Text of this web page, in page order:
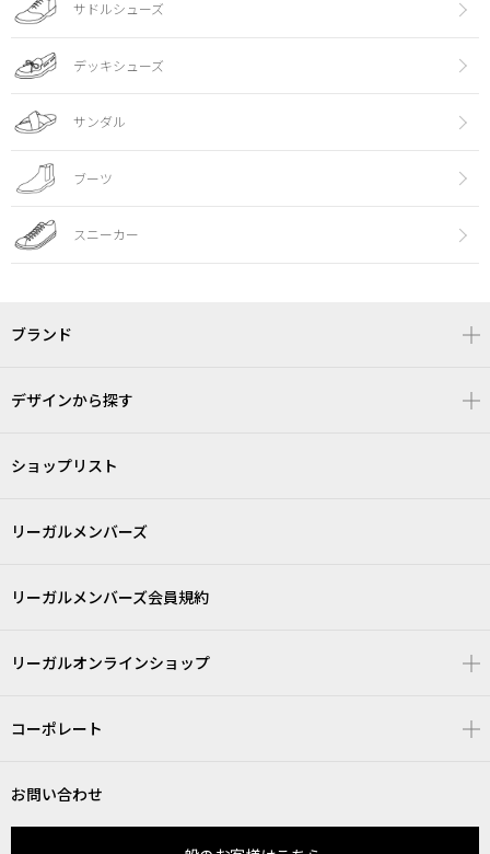
サドルシューズ
デッキシューズ
サンダル
ブーツ
スニーカー
ブランド
デザインから探す
ショップリスト
リーガルメンバーズ
リーガルメンバーズ会員規約
リーガルオンラインショップ
コーポレート
お問い合わせ